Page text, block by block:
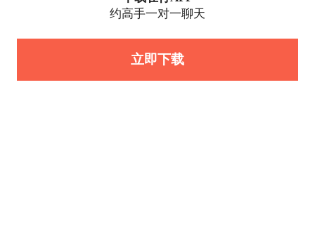
约高手一对一聊天
立即下载